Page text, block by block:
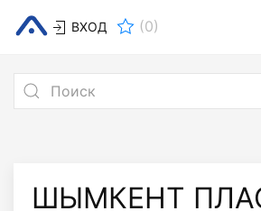
ВХОД (0)
ШЫМКЕНТ